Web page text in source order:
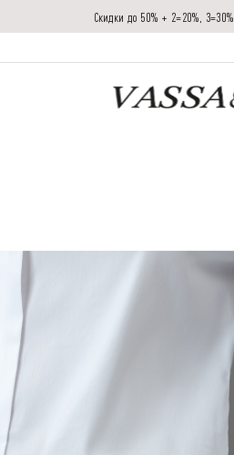
Скидки до 50% + 2=20%, 3=30%.